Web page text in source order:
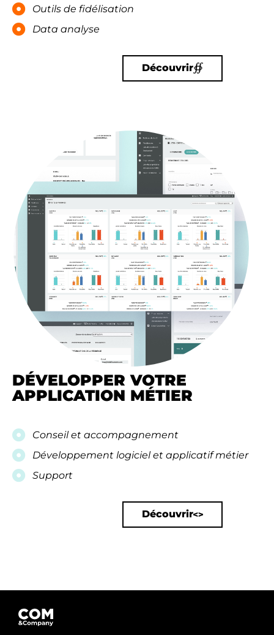
Outils de fidélisation​
Data analyse​
Découvrir
DÉVELOPPER VOTRE
APPLICATION MÉTIER​
Conseil et accompagnement​
Développement logiciel et applicatif métier​
Support
Découvrir